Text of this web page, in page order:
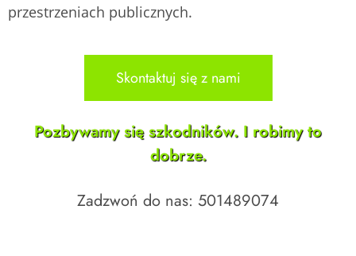
przestrzeniach publicznych.
Skontaktuj się z nami
Pozbywamy się szkodników. I robimy to
dobrze.
Zadzwoń do nas: 501489074